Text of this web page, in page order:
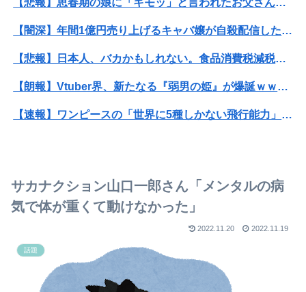
【闇深】年間1億円売り上げるキャバ嬢が自殺配信したらしい・・・
【悲報】日本人、バカかもしれない。食品消費税減税（8%→1%）に93.2%の国民が賛成してしまう
【朗報】Vtuber界、新たなる『弱男の姫』が爆誕ｗｗｗｗｗｗｗｗｗｗｗ
【速報】ワンピースの「世界に5種しかない飛行能力」発言の謎が解けるWWW
【悲報】安かったからGANTZ全巻買ったんだが
【逆転勝ち】巨人ファン集合【浦田笹原】
サカナクション山口一郎さん「メンタルの病
気で体が重くて動けなかった」
2022.11.20 2022.11.19
話題